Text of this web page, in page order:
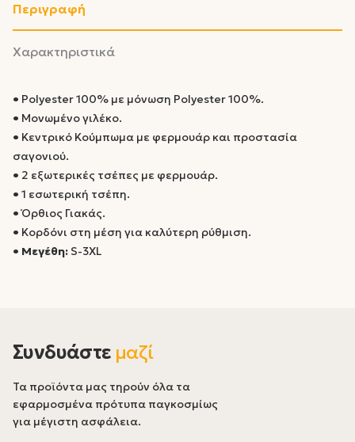
Περιγραφή
Χαρακτηριστικά
• Polyester 100% με μόνωση Polyester 100%.
• Μονωμένο γιλέκο.
• Κεντρικό Κούμπωμα με φερμουάρ και προστασία
σαγονιού.
• 2 εξωτερικές τσέπες με φερμουάρ.
• 1 εσωτερική τσέπη.
•Όρθιος Γιακάς.
• Κορδόνι στη μέση για καλύτερη ρύθμιση.
• Μεγέθη: S-3XL
Συνδυάστε μαζί
Τα προϊόντα μας τηρούν όλα τα
εφαρμοσμένα πρότυπα παγκοσμίως
για μέγιστη ασφάλεια.